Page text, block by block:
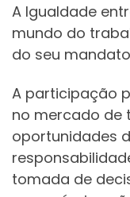
A Igualdade
mundo do
do seu
A participação
no mercado de
oportunidades
tomada de